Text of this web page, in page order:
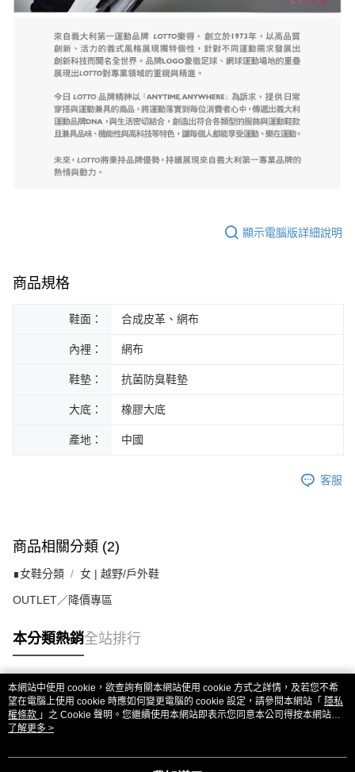
顯示電腦版詳細說明
商品規格
鞋面： 合成皮革、網布
內裡： 網布
鞋墊： 抗菌防臭鞋墊
大底： 橡膠大底
產地： 中國
客服
商品相關分類 (2)
∎女鞋分類 女 | 越野/戶外鞋
OUTLET／降價專區
本分類熱銷全站排行
熱門標籤
本網站中使用 cookie，欲查詢有關本網站使用 cookie 方式之詳情，及若您不希
望在電腦上使用 cookie 時應如何變更電腦的 cookie 設定，請參閱本網站「 隱私
權條款 」之 Cookie 聲明。您繼續使用本網站即表示您同意本公司得按本網站使
用條款之 Cookie 聲明使用 cookie。
了解更多 >